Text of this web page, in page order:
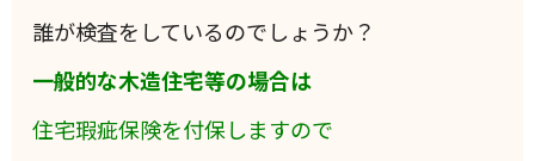
誰が検査をしているのでしょうか？
一般的な木造住宅等の場合は
住宅瑕疵保険を付保しますので